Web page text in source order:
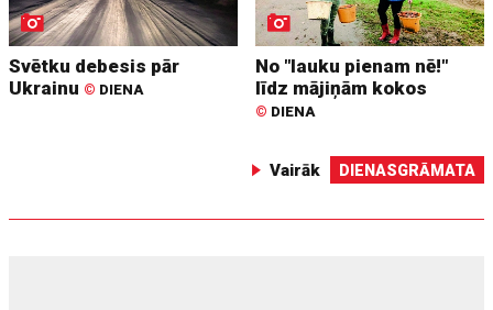
Svētku debesis pār
Ukrainu © DIENA
No "lauku pienam nē!"
līdz mājiņām kokos
© DIENA
Vairāk DIENASGRĀMATA